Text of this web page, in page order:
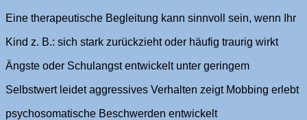
Eine therapeutische Begleitung kann sinnvoll sein, wenn Ihr
Kind z. B.: sich stark zurückzieht oder häufig traurig wirkt
Ängste oder Schulangst entwickelt unter geringem
Selbstwert leidet aggressives Verhalten zeigt Mobbing erlebt
psychosomatische Beschwerden entwickelt